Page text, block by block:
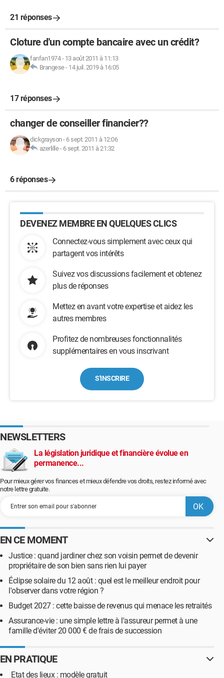
21 réponses
Cloture d'un compte bancaire avec un crédit?
fanfan1974- 13 août 2011 à 11:13
Brangese- 14 juil. 2019 à 16:05
17 réponses
changer de conseiller financier??
dickgrayson- 6 sept. 2011 à 12:06
azerlille- 6 sept. 2011 à 21:32
6 réponses
DEVENEZ MEMBRE EN QUELQUES CLICS
Connectez-vous simplement avec ceux qui
partagent vos intérêts
Suivez vos discussions facilement et obtenez
plus de réponses
Mettez en avant votre expertise et aidez les
autres membres
Profitez de nombreuses fonctionnalités
supplémentaires en vous inscrivant
S'INSCRIRE
NEWSLETTERS
La législation juridique et financière évolue en
permanence...
Pour mieux gérer vos finances et mieux défendre vos droits, restez informé avec
notre lettre gratuite.
EN CE MOMENT
Justice : quand jardiner chez son voisin permet de devenir
propriétaire de son bien sans rien lui payer
Éclipse solaire du 12 août : quel est le meilleur endroit pour
l'observer dans votre région ?
Budget 2027 : cette baisse de revenus qui menace les retraités
Assurance-vie : une simple lettre à l'assureur permet à une
famille d'éviter 20 000 € de frais de succession
EN PRATIQUE
Etat des lieux : modèle gratuit